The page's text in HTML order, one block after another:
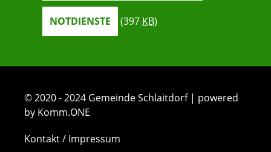
NOTDIENSTE (397 KB)
© 2020 - 2024 Gemeinde Schlaitdorf | powered
by Komm.ONE
Kontakt / Impressum